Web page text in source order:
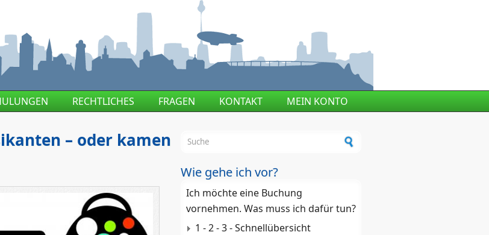
RECHTLICHES FRAGEN KONTAKT MEIN KONTO
– oder kamen
Suchformular
Wie gehe ich vor?
Ich möchte eine Buchung
vornehmen. Was muss ich dafür tun?
1 - 2 - 3 - Schnellübersicht